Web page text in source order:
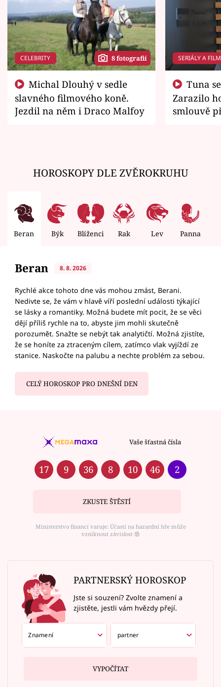
CELEBRITY 8 fotografií
slavného filmového koně.
Jezdil na něm i Draco Malfoy
SERIÁLY A
Zarazilo
smlouvě
HOROSKOPY DLE ZVĚROKRUHU
Beran Býk Blíženci Rak Lev Panna
Beran 8. 8. 2026
Rychlé akce tohoto dne vás mohou zmást, Berani.
Nedivte se, že vám v hlavě víří poslední události týkající
se lásky a romantiky. Možná budete mít pocit, že se věci
dějí příliš rychle na to, abyste jim mohli skutečně
porozumět. Snažte se nebýt tak analytičtí. Možná zjistíte,
že se honíte za ztraceným cílem, zatímco vlak vyjíždí ze
stanice. Naskočte na palubu a nechte problém za sebou.
CELÝ HOROSKOP PRO DNEŠNÍ DEN
Vaše šťastná čísla
17 9 36 8 10 46 2
ZKUSTE ŠTĚSTÍ
Ministerstvo financí varuje: Účastí na hazardní hře může
vzniknout závislost ⑱
PARTNERSKÝ HOROSKOP
Jste si souzení? Zvolte znamení a
zjistěte, jestli vám hvězdy přejí.
VYPOČÍTAT